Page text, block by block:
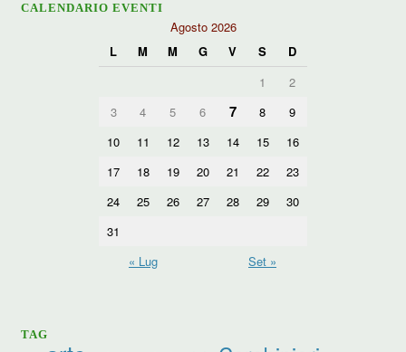
CALENDARIO EVENTI
Agosto 2026
L
M M G V S
D
1
2
3
4 5 6 7 8
9
10
11 12 13 14 15
16
17
18 19 20 21 22
23
24
25 26 27 28 29
30
31
« Lug
Set »
TAG